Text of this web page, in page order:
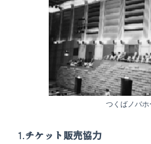
つくばノバホ
1.チケット販売協力